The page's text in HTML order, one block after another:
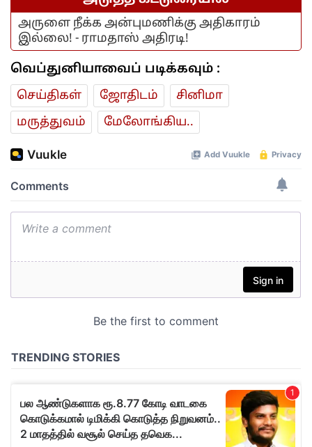
அருளை நீக்க அன்புமணிக்கு அதிகாரம்
இல்லை! - ராமதாஸ் அதிரடி!
வெப்துனியாவைப் படிக்கவும் :
செய்திகள் ஜோ‌திட‌ம்
சினிமா
மரு‌த்துவ‌ம்
மேலோங்கிய..